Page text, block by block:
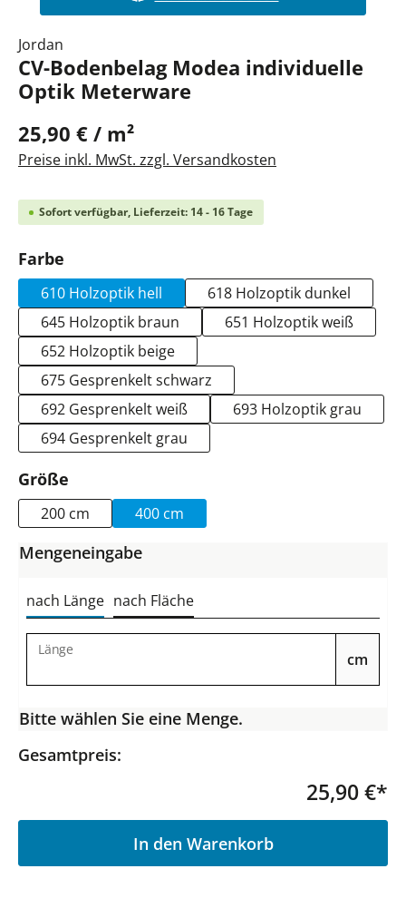
Jordan
CV-Bodenbelag Modea individuelle
Optik Meterware
25,90 € / m²
Preise inkl. MwSt. zzgl. Versandkosten
Sofort verfügbar, Lieferzeit: 14 - 16 Tage
Farbe
610 Holzoptik hell
618 Holzoptik dunkel
645 Holzoptik braun
651 Holzoptik weiß
652 Holzoptik beige
675 Gesprenkelt schwarz
692 Gesprenkelt weiß
693 Holzoptik grau
694 Gesprenkelt grau
Größe
200 cm 400 cm
Mengeneingabe
nach Länge nach Fläche
Länge
cm
Bitte wählen Sie eine Menge.
Gesamtpreis:
25,90 €*
In den Warenkorb